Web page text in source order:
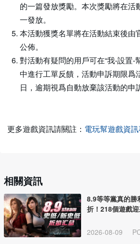
的一篇發放獎勵。本次獎勵將在活
一發放。
本活動獲獎名單將在活動結束後由
公佈。
對活動有疑問的用戶可在“我-設置-
中進行工單反饋，活動申訴期限爲
日，逾期視爲自動放棄該活動的申
更多遊戲資訊請關註： 電玩幫遊戲資
相關資訊
8.9等等黨真的勝
折！218個遊戲
2026-08-09